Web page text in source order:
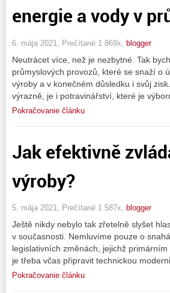
energie a vody v
6. mája 2021, Prečítané 1 869x, blogger
Neutrácet více, než je nezbytné. Tak
průmyslových provozů, které se snaží o
výroby a v konečném důsledku i svůj
výrazně, je i potravinářství, které je
Pokračovanie článku
Jak efektivně
výroby?
5. mája 2021, Prečítané 1 587x, blogger
Ještě nikdy nebylo tak zřetelně slyšet
v současnosti. Nemluvíme pouze o
legislativních změnách, jejichž
je třeba včas připravit technickou
Pokračovanie článku